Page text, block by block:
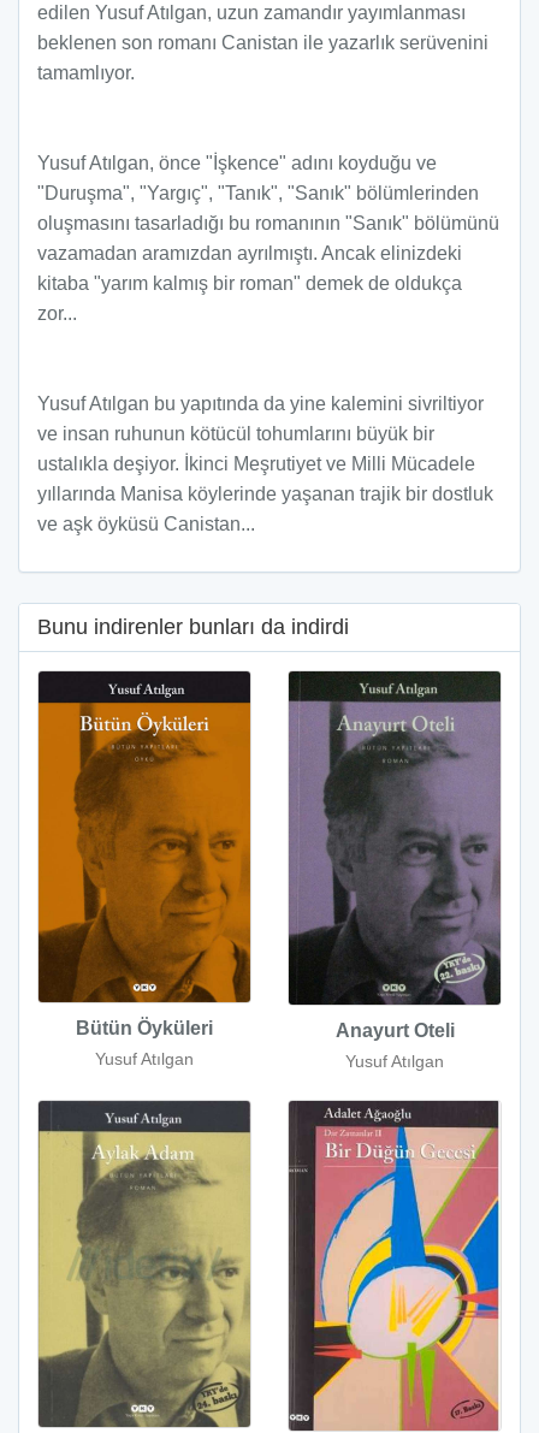
edilen Yusuf Atılgan, uzun zamandır yayımlanması
beklenen son romanı Canistan ile yazarlık serüvenini
tamamlıyor.
Yusuf Atılgan, önce "İşkence" adını koyduğu ve
"Duruşma", "Yargıç", "Tanık", "Sanık" bölümlerinden
oluşmasını tasarladığı bu romanının "Sanık" bölümünü
vazamadan aramızdan ayrılmıştı. Ancak elinizdeki
kitaba "yarım kalmış bir roman" demek de oldukça
zor...
Yusuf Atılgan bu yapıtında da yine kalemini sivriltiyor
ve insan ruhunun kötücül tohumlarını büyük bir
ustalıkla deşiyor. İkinci Meşrutiyet ve Milli Mücadele
yıllarında Manisa köylerinde yaşanan trajik bir dostluk
ve aşk öyküsü Canistan...
Bunu indirenler bunları da indirdi
Bütün Öyküleri
Yusuf Atılgan
Anayurt Oteli
Yusuf Atılgan